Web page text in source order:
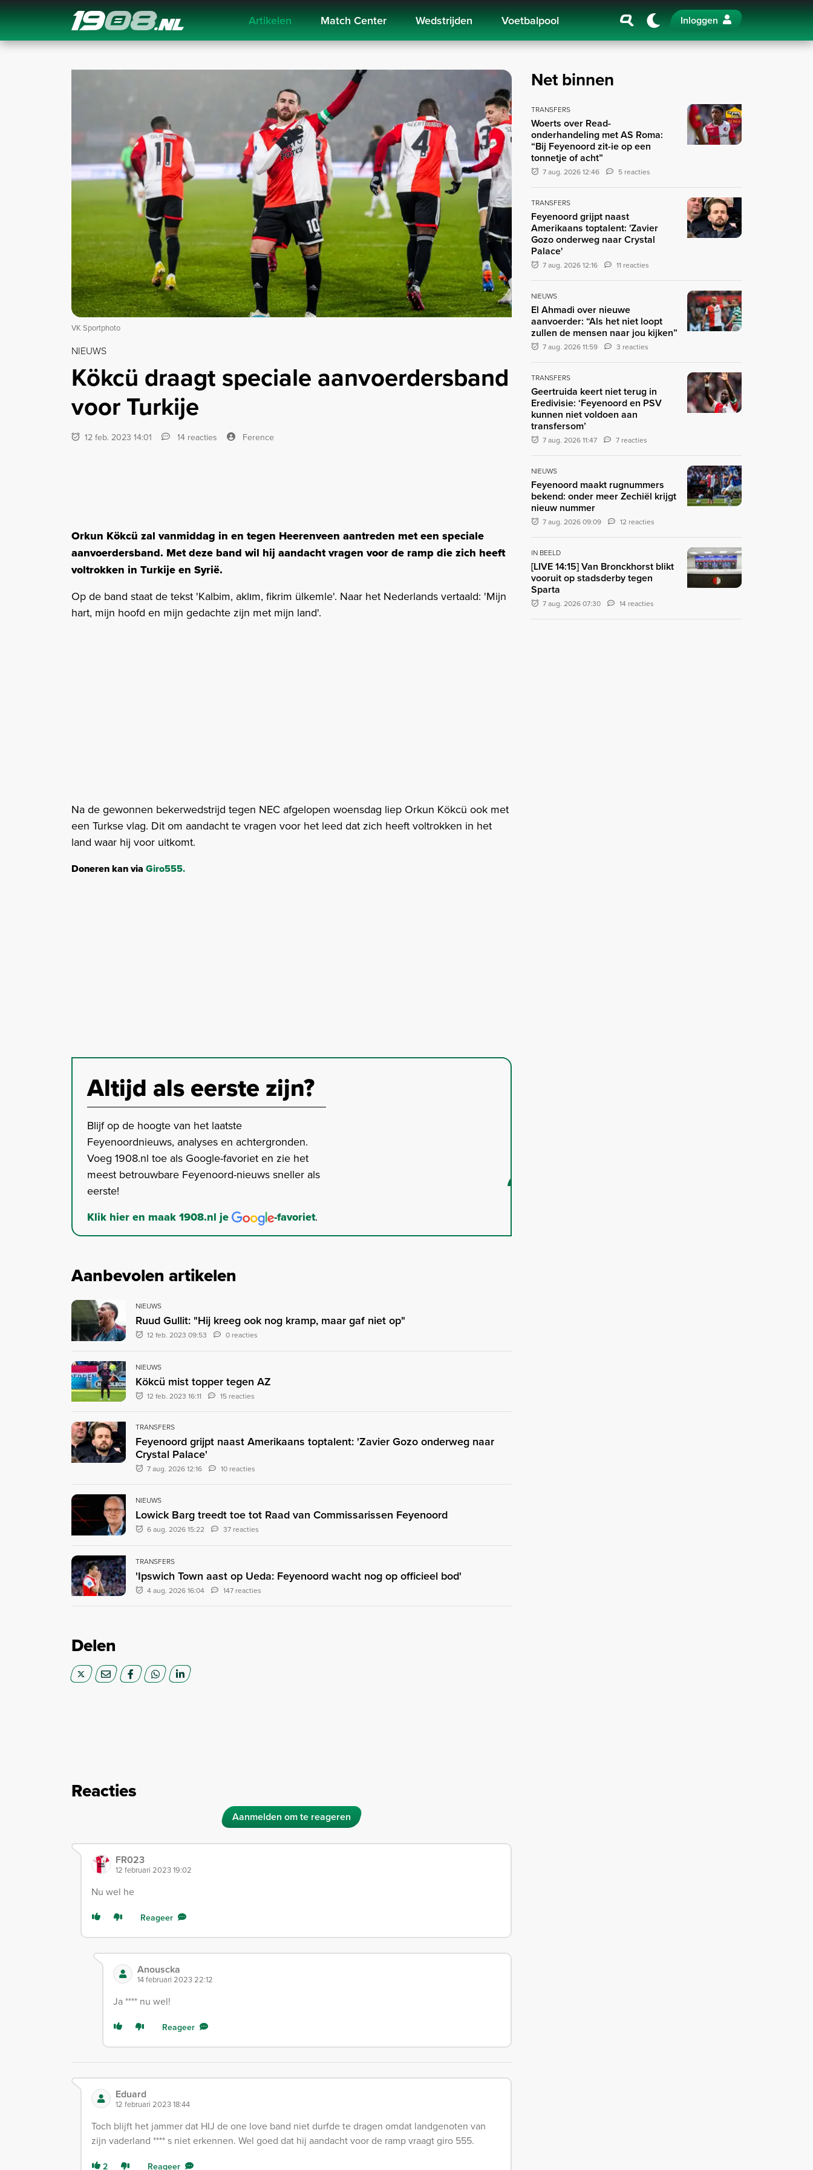
Navigation Artikelen Match Center Wedstrijden Voetbalpool Inloggen
VK Sportphoto
NIEUWS
Kökcü draagt speciale aanvoerdersband
voor Turkije
12 feb. 2023 14:01 14 reacties Ference
Orkun Kökcü zal vanmiddag in en tegen Heerenveen aantreden met een speciale
aanvoerdersband. Met deze band wil hij aandacht vragen voor de ramp die zich heeft
voltrokken in Turkije en Syrië.
Op de band staat de tekst 'Kalbim, aklım, fikrim ülkemle'. Naar het Nederlands vertaald: 'Mijn
hart, mijn hoofd en mijn gedachte zijn met mijn land'.
Na de gewonnen bekerwedstrijd tegen NEC afgelopen woensdag liep Orkun Kökcü ook met
een Turkse vlag. Dit om aandacht te vragen voor het leed dat zich heeft voltrokken in het
land waar hij voor uitkomt.
Doneren kan via Giro555.
Altijd als eerste zijn?
Blijf op de hoogte van het laatste
Feyenoordnieuws, analyses en achtergronden.
Voeg 1908.nl toe als Google-favoriet en zie het
meest betrouwbare Feyenoord-nieuws sneller als
eerste!
Klik hier en maak 1908.nl je -favoriet.
Aanbevolen artikelen
NIEUWS
Ruud Gullit: "Hij kreeg ook nog kramp, maar gaf niet op"
12 feb. 2023 09:53 0 reacties
NIEUWS
Kökcü mist topper tegen AZ
12 feb. 2023 16:11 15 reacties
TRANSFERS
Feyenoord grijpt naast Amerikaans toptalent: 'Zavier Gozo onderweg naar
Crystal Palace'
7 aug. 2026 12:16 10 reacties
NIEUWS
Lowick Barg treedt toe tot Raad van Commissarissen Feyenoord
6 aug. 2026 15:22 37 reacties
TRANSFERS
'Ipswich Town aast op Ueda: Feyenoord wacht nog op officieel bod'
4 aug. 2026 16:04 147 reacties
Delen
Reacties
Aanmelden om te reageren
FR023
12 februari 2023 19:02
Nu wel he
Reageer
Anouscka
14 februari 2023 22:12
Ja **** nu wel!
Reageer
Eduard
12 februari 2023 18:44
Toch blijft het jammer dat HIJ de one love band niet durfde te dragen omdat landgenoten van
zijn vaderland **** s niet erkennen. Wel goed dat hij aandacht voor de ramp vraagt giro 555.
2 Reageer
Net binnen
TRANSFERS
Woerts over Read-
onderhandeling met AS Roma:
“Bij Feyenoord zit-ie op een
tonnetje of acht”
7 aug. 2026 12:46 5 reacties
TRANSFERS
Feyenoord grijpt naast
Amerikaans toptalent: 'Zavier
Gozo onderweg naar Crystal
Palace'
7 aug. 2026 12:16 11 reacties
NIEUWS
El Ahmadi over nieuwe
aanvoerder: “Als het niet loopt
zullen de mensen naar jou kijken”
7 aug. 2026 11:59 3 reacties
TRANSFERS
Geertruida keert niet terug in
Eredivisie: ‘Feyenoord en PSV
kunnen niet voldoen aan
transfersom’
7 aug. 2026 11:47 7 reacties
NIEUWS
Feyenoord maakt rugnummers
bekend: onder meer Zechiël krijgt
nieuw nummer
7 aug. 2026 09:09 12 reacties
IN BEELD
[LIVE 14:15] Van Bronckhorst blikt
vooruit op stadsderby tegen
Sparta
7 aug. 2026 07:30 14 reacties